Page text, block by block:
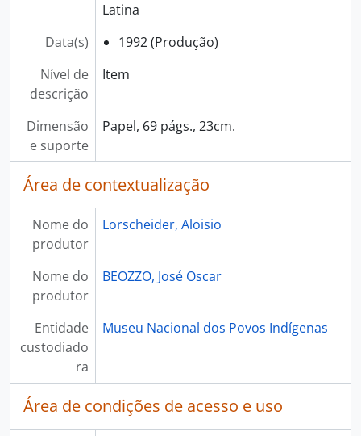
Latina
Data(s)
1992 (Produção)
Nível de
descrição
Item
Dimensão
e suporte
Papel, 69 págs., 23cm.
Área de contextualização
Nome do
produtor
Lorscheider, Aloisio
Nome do
produtor
BEOZZO, José Oscar
Entidade
custodiado
ra
Museu Nacional dos Povos Indígenas
Área de condições de acesso e uso